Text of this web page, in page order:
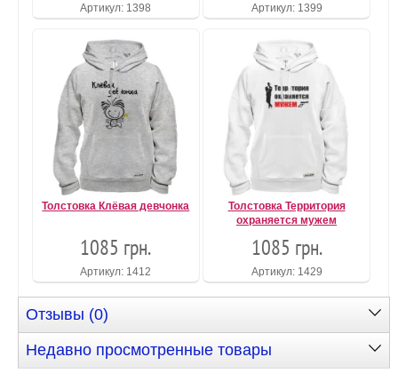
Артикул: 1398 Артикул: 1399
Толстовка Клёвая девчонка
1085 грн.
Артикул: 1412
Толстовка Территория
охраняется мужем
1085 грн.
Артикул: 1429
Отзывы (0)
Недавно просмотренные товары